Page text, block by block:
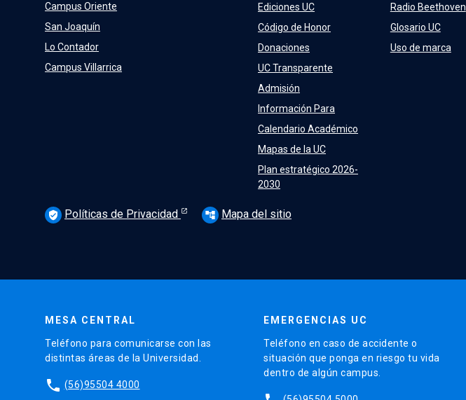
Campus Oriente
San Joaquín
Lo Contador
Campus Villarrica
Ediciones UC
Código de Honor
Donaciones
UC Transparente
Admisión
Información Para
Calendario Académico
Mapas de la UC
Plan estratégico 2026-
2030
Radio Beethoven
Glosario UC
Uso de marca
verified_user Políticas de Privacidad account_tree Mapa del sitio
MESA CENTRAL
Teléfono para comunicarse con las
distintas áreas de la Universidad.
phone (56)95504 4000
EMERGENCIAS UC
Teléfono en caso de accidente o
situación que ponga en riesgo tu vida
dentro de algún campus.